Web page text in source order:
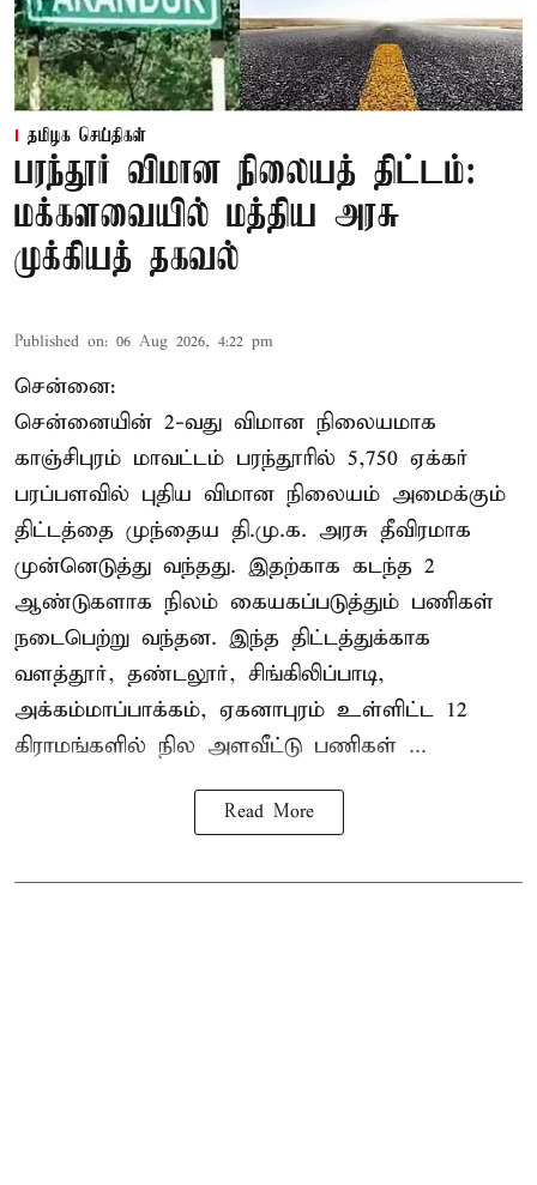
தமிழக செய்திகள்
பரந்தூர் விமான நிலையத் திட்டம்:
மக்களவையில் மத்திய அரசு
முக்கியத் தகவல்
Published on: 06 Aug 2026, 4:22 pm
சென்னை:
சென்னையின் 2-வது விமான நிலையமாக
காஞ்சிபுரம் மாவட்டம் பரந்தூரில் 5,750 ஏக்கர்
பரப்பளவில் புதிய விமான நிலையம் அமைக்கும்
திட்டத்தை முந்தைய தி.மு.க. அரசு தீவிரமாக
முன்னெடுத்து வந்தது. இதற்காக கடந்த 2
ஆண்டுகளாக நிலம் கையகப்படுத்தும் பணிகள்
நடைபெற்று வந்தன. இந்த திட்டத்துக்காக
வளத்தூர், தண்டலூர், சிங்கிலிப்பாடி,
அக்கம்மாப்பாக்கம், ஏகனாபுரம் உள்ளிட்ட 12
கிராமங்களில் நில அளவீட்டு பணிகள் ...
Read More